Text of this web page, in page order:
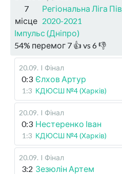
7
місце
Регіональна Ліга
2020-2021
Імпульс (Дніпро)
54% перемог 7 👍 vs 6👎
20.09. I Фінал
0:3 Єлхов Артур
1:3 КДЮСШ №4 (Харків)
20.09. I Фінал
0:3 Нестеренко Іван
1:3 КДЮСШ №4 (Харків)
20.09. I Фінал
3:2 Зезюлін Артем